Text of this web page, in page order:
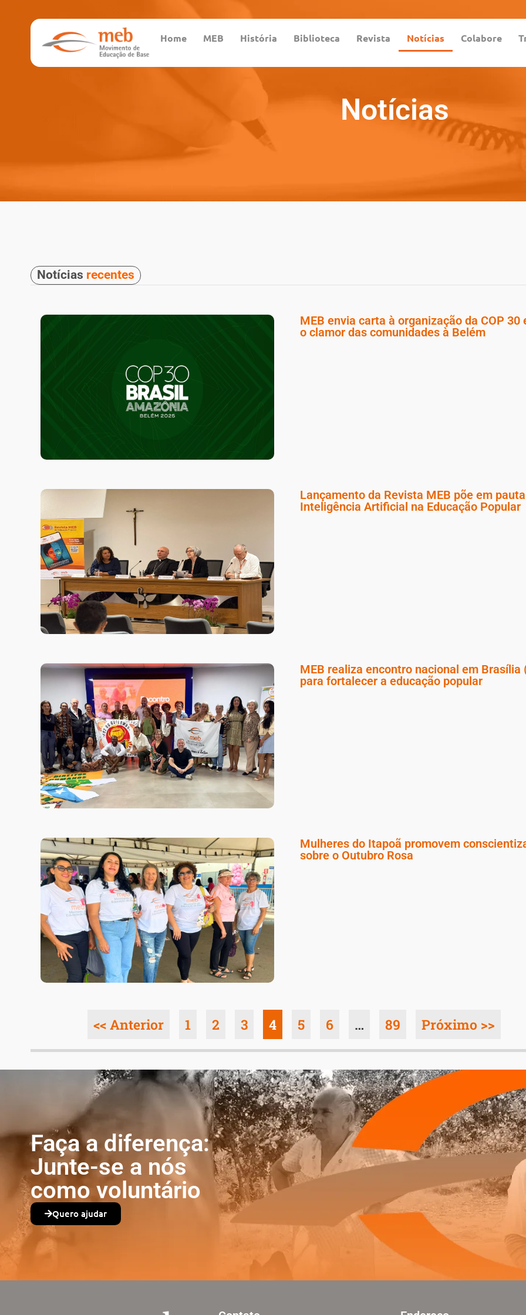
Home MEB História Biblioteca Revista Notícias Colabore
Notícias
Notícias recentes
MEB envia carta à organização da COP 30
o clamor das comunidades à Belém
Lançamento da Revista MEB põe em
Inteligência Artificial na Educação Popular
MEB realiza encontro nacional em Brasília
para fortalecer a educação popular
Mulheres do Itapoã promovem
sobre o Outubro Rosa
<< Anterior 1 2 3 4 5 6 … 89 Próximo >>
Faça a diferença:
Junte-se a nós
como voluntário
Quero ajudar